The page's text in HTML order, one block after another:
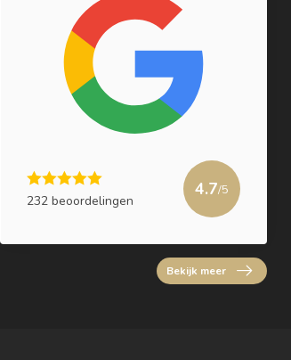
232 beoordelingen
4.7/5
Bekijk meer